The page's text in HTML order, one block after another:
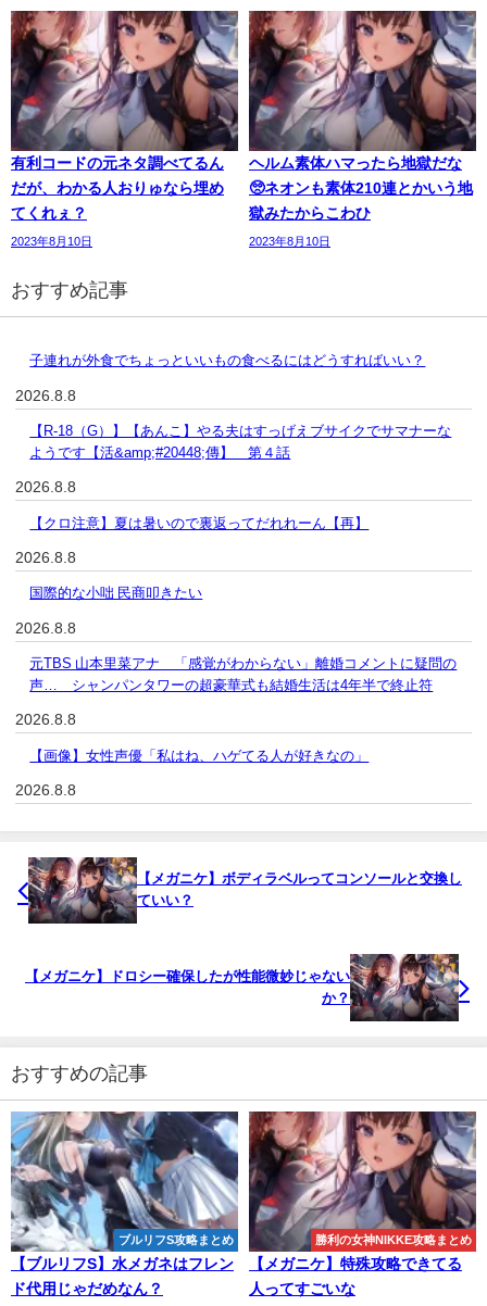
有利コードの元ネタ調べてるん
だが、わかる人おりゅなら埋め
てくれぇ？
2023年8月10日
ヘルム素体ハマったら地獄だな
🥺ネオンも素体210連とかいう地
獄みたからこわひ
2023年8月10日
おすすめ記事
子連れが外食でちょっといいもの食べるにはどうすればいい？
2026.8.8
【R-18（G）】【あんこ】やる夫はすっげえブサイクでサマナーな
ようです【活&amp;#20448;傳】 第４話
2026.8.8
【クロ注意】夏は暑いので裏返ってだれれーん【再】
2026.8.8
国際的な小咄 民商叩きたい
2026.8.8
元TBS 山本里菜アナ 「感覚がわからない」離婚コメントに疑問の
声… シャンパンタワーの超豪華式も結婚生活は4年半で終止符
2026.8.8
【画像】女性声優「私はね、ハゲてる人が好きなの」
2026.8.8
【メガニケ】ボディラベルってコンソールと交換し
ていい？
【メガニケ】ドロシー確保したが性能微妙じゃない
か？
おすすめの記事
ブルリフS攻略まとめ
【ブルリフS】水メガネはフレン
ド代用じゃだめなん？
勝利の女神NIKKE攻略まとめ
【メガニケ】特殊攻略できてる
人ってすごいな